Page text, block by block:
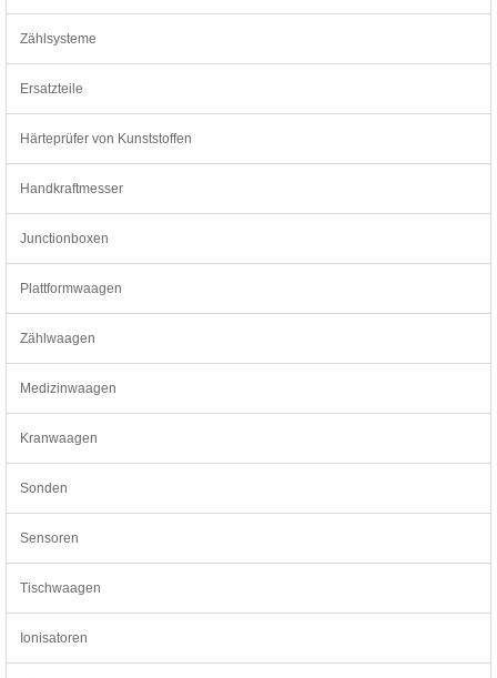
Zählsysteme
Ersatzteile
Härteprüfer von Kunststoffen
Handkraftmesser
Junctionboxen
Plattformwaagen
Zählwaagen
Medizinwaagen
Kranwaagen
Sonden
Sensoren
Tischwaagen
Ionisatoren